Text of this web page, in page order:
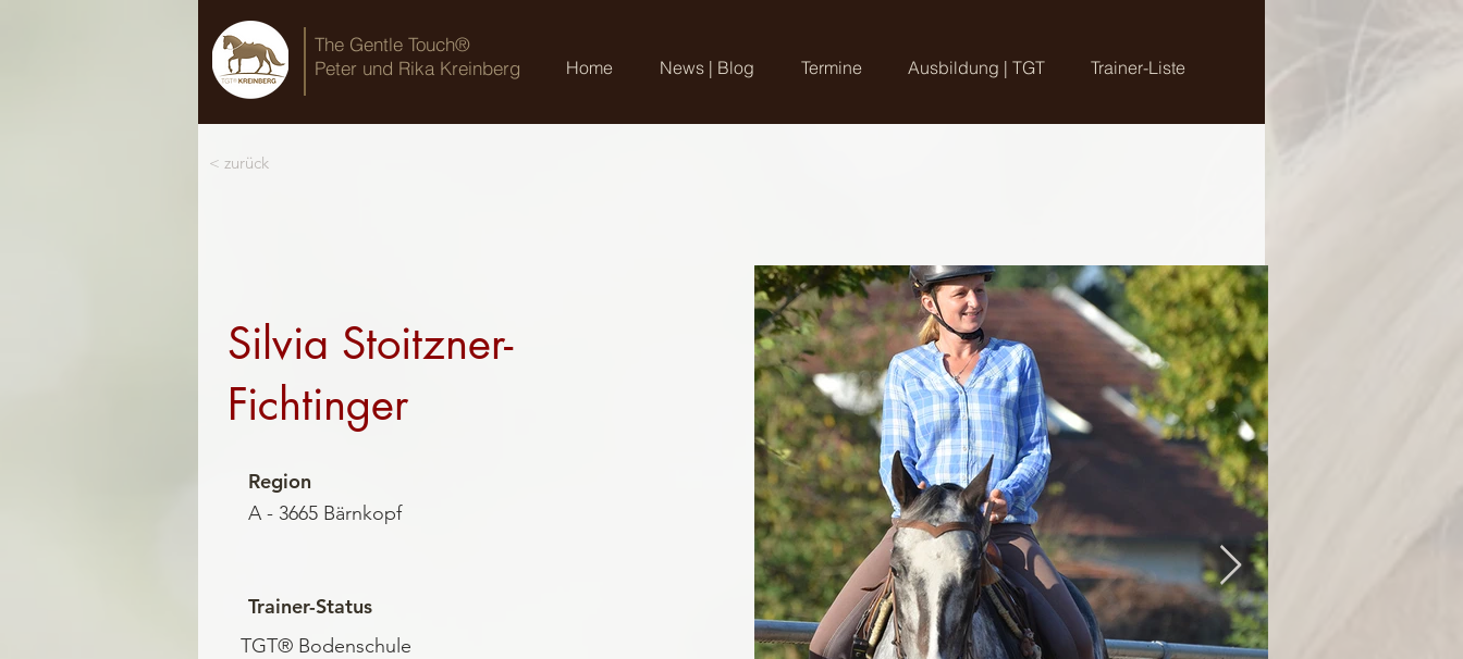
The Gentle Touch®
Peter und Rika Kreinberg
Home News | Blog Termine Ausbildung | TGT Trainer-Liste
< zurück
Silvia Stoitzner-
Fichtinger
Region
A - 3665 Bärnkopf
Trainer-Status
TGT® Bodenschule